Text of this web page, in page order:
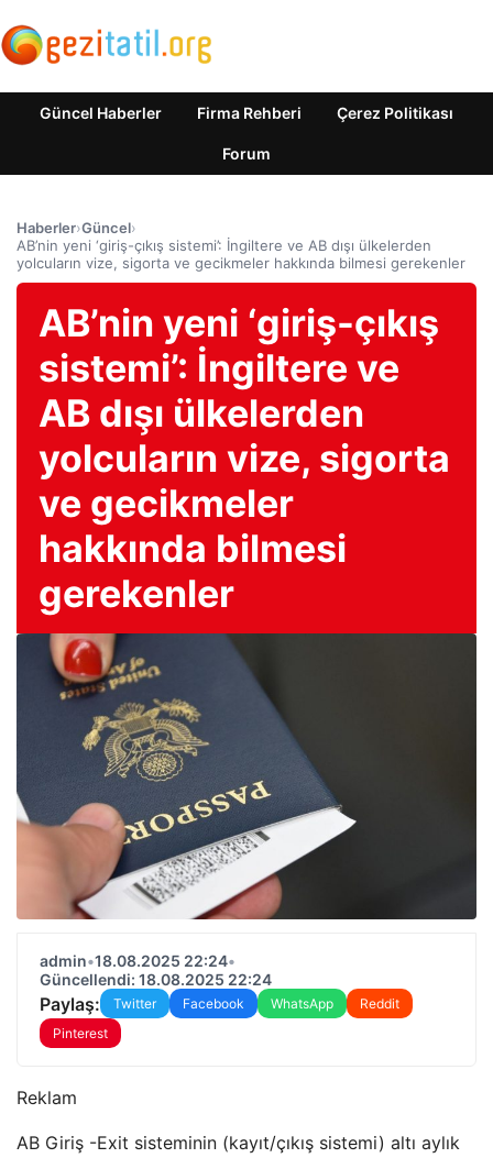
Güncel Haberler Firma Rehberi Çerez Politikası
Forum
Haberler›Güncel›
AB’nin yeni ‘giriş-çıkış sistemi’: İngiltere ve AB dışı ülkelerden
yolcuların vize, sigorta ve gecikmeler hakkında bilmesi gerekenler
AB’nin yeni ‘giriş-çıkış
sistemi’: İngiltere ve
AB dışı ülkelerden
yolcuların vize, sigorta
ve gecikmeler
hakkında bilmesi
gerekenler
admin•18.08.2025 22:24•
Güncellendi: 18.08.2025 22:24
Paylaş: Twitter Facebook WhatsApp
Reddit
Pinterest
Reklam
AB Giriş -Exit sisteminin (kayıt/çıkış sistemi) altı aylık